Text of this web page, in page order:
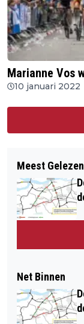
Marianne Vos
10 januari 2022
Meest Gelezen
Net Binnen